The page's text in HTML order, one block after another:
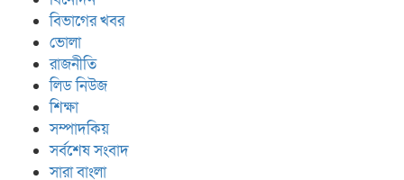
বিভাগের খবর
ভোলা
রাজনীতি
লিড নিউজ
শিক্ষা
সম্পাদকিয়
সর্বশেষ সংবাদ
সারা বাংলা